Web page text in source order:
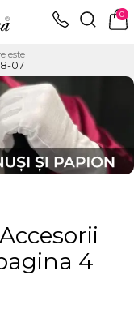
0
este
07
4